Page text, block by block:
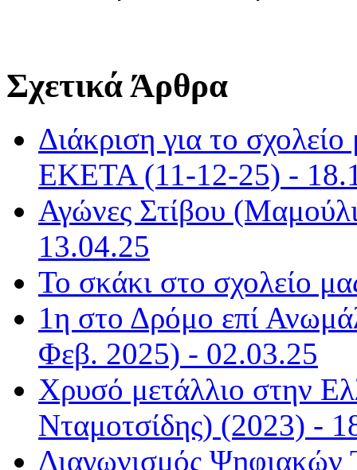
Σχετικά Άρθρα
Διάκριση για το
ΕΚΕΤΑ (11-12-25) -
Αγώνες Στίβου
13.04.25
Το σκάκι στο σχολείο
1η στο Δρόμο επί
Φεβ. 2025) - 02.03.25
Χρυσό μετάλλιο στην
Νταμοτσίδης) (2023) -
Διαγωνισμός Ψηφιακών